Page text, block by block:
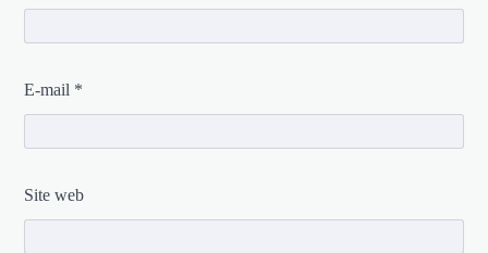
E-mail *
Site web